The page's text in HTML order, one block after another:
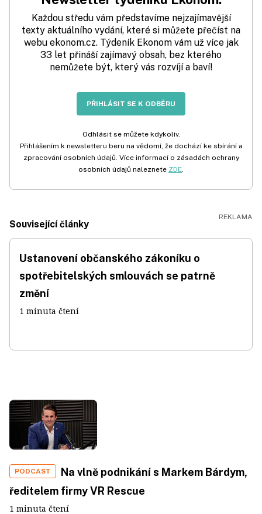
Každou středu vám představíme nejzajímavější
texty aktuálního vydání, které si můžete přečíst na
webu ekonom.cz. Týdeník Ekonom vám už více jak
33 let přináší zajímavý obsah, bez kterého
nemůžete být, který vás rozvíjí a baví!
PŘIHLÁSIT SE K ODBĚRU
Odhlásit se můžete kdykoliv.
Přihlášením k newsletteru beru na vědomí, že dochází ke sbírání a
zpracování osobních údajů. Více informací o zásadách ochrany
osobních údajů naleznete ZDE.
Související články
Ustanovení občanského zákoníku o
spotřebitelských smlouvách se patrně
změní
1 minuta čtení
PODCAST
Na vlně podnikání s Markem Bárdym,
ředitelem firmy VR Rescue
1 minuta čtení